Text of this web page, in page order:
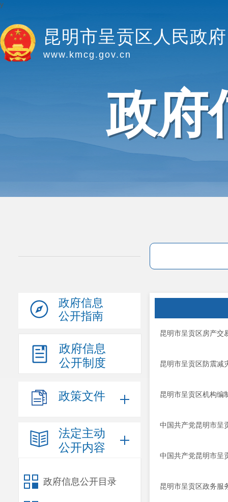
y
昆明市呈贡区人民政府
www.kmcg.gov.cn
政府
政府信息
公开指南
政府信息
公开制度
政策文件
法定主动
公开内容
政府信息公开目录
昆明市呈贡区房产交
昆明市呈贡区防震减
昆明市呈贡区机构编
中国共产党昆明市呈
中国共产党昆明市呈
昆明市呈贡区政务服